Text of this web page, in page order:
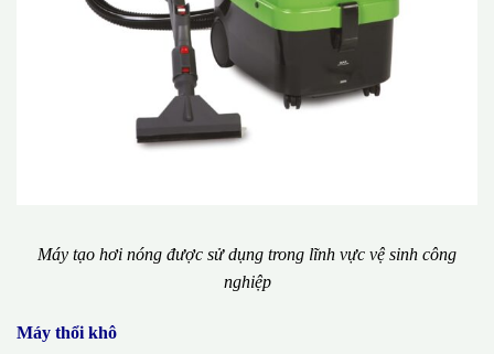
Máy tạo hơi nóng được sử dụng trong lĩnh vực vệ sinh công
nghiệp
Máy thổi khô